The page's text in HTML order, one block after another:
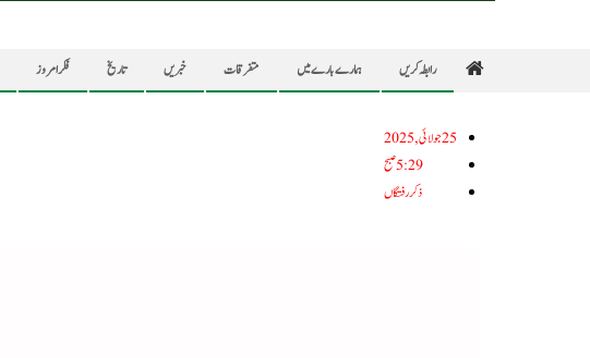
فکر امروز تاریخ خبریں متفرقات ہمارے بارے میں رابطہ کریں
25جولائی, 2025
5:29 صبح
ذکر رفتگاں